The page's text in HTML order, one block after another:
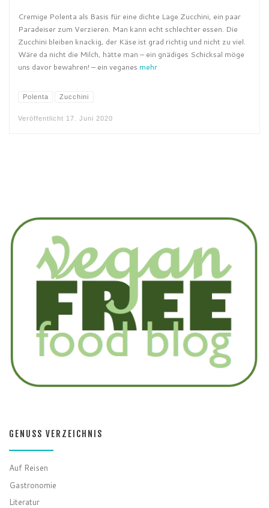
Cremige Polenta als Basis für eine dichte Lage Zucchini, ein paar
Paradeiser zum Verzieren. Man kann echt schlechter essen. Die
Zucchini bleiben knackig, der Käse ist grad richtig und nicht zu viel.
Wäre da nicht die Milch, hätte man – ein gnädiges Schicksal möge
uns davor bewahren! – ein veganes mehr
Polenta Zucchini
Veröffentlicht 17. Juni 2020
GENUSS VERZEICHNIS
Auf Reisen
Gastronomie
Literatur